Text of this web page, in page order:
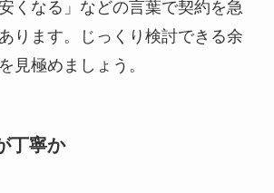
くなる」などの言葉で契約を急
ります。じっくり検討できる余
見極めましょう。
丁寧か